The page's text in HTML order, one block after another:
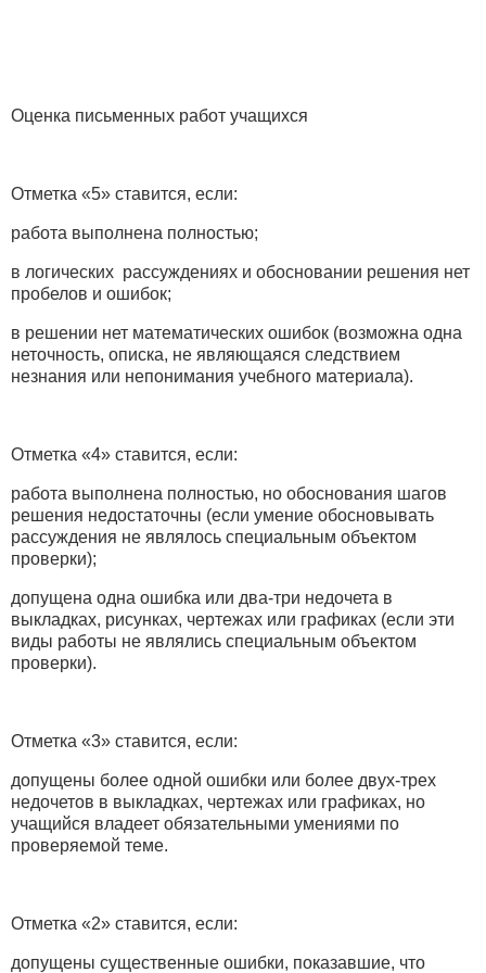
Оценка письменных работ учащихся
Отметка «5» ставится, если:
работа выполнена полностью;
в логических рассуждениях и обосновании решения нет
пробелов и ошибок;
в решении нет математических ошибок (возможна одна
неточность, описка, не являющаяся следствием
незнания или непонимания учебного материала).
Отметка «4» ставится, если:
работа выполнена полностью, но обоснования шагов
решения недостаточны (если умение обосновывать
рассуждения не являлось специальным объектом
проверки);
допущена одна ошибка или два-три недочета в
выкладках, рисунках, чертежах или графиках (если эти
виды работы не являлись специальным объектом
проверки).
Отметка «3» ставится, если:
допущены более одной ошибки или более двух-трех
недочетов в выкладках, чертежах или графиках, но
учащийся владеет обязательными умениями по
проверяемой теме.
Отметка «2» ставится, если:
допущены существенные ошибки, показавшие, что